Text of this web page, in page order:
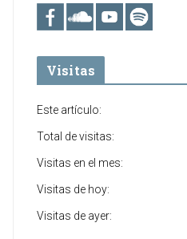
Visitas
Este artículo:
Total de visitas:
Visitas en el mes:
Visitas de hoy:
Visitas de ayer: